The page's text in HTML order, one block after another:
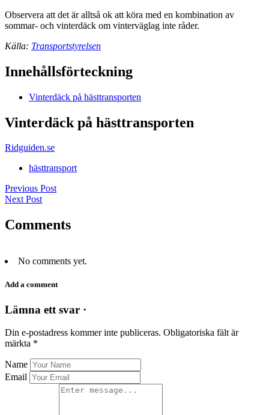
Observera att det är alltså ok att köra med en kombination av
sommar- och vinterdäck om vinterväglag inte råder.
Källa: Transportstyrelsen
Innehållsförteckning
Vinterdäck på hästtransporten
Vinterdäck på hästtransporten
Ridguiden.se
hästtransport
Previous Post
Next Post
Comments
No comments yet.
Add a comment
Lämna ett svar ·
Din e-postadress kommer inte publiceras. Obligatoriska fält är
märkta *
Name
Email